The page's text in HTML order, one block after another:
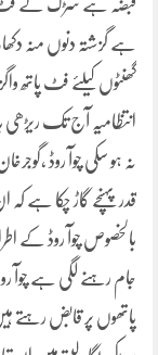
قبضہ ہے سڑک کے فٹ
ہے گزشتہ دنوں منہ
گھنٹوں کیلئے فٹ پاتھ
انتظامیہ آج تک ریڑھی
نہ ہو سکی چوآ روڈ
قدر پہنچے گاڑ چکا ہے
بالخصوص چوآ روڈ کے
جام رہنے لگی ہے چوآ
پاتھوں پر قابض رہتے